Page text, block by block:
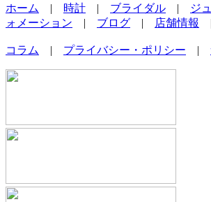
ホーム | 時計 | ブライダル | ジ
ォメーション | ブログ | 店舗情報
コラム | プライバシー・ポリシー |